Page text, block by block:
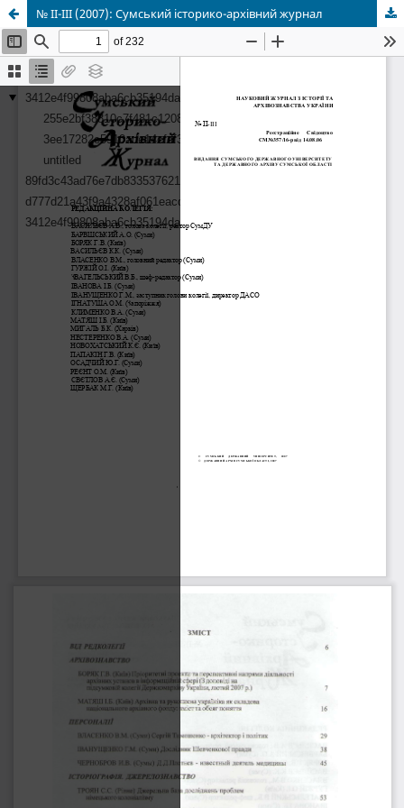
№ II-III (2007): Сумський історико-архівний журнал